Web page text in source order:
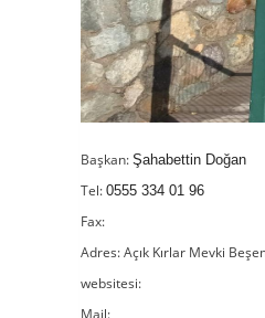
Başkan: Şahabettin Doğan
Tel: 0555 334 01 96
Fax:
Adres: Açık Kırlar Mevki
websitesi:
Mail: